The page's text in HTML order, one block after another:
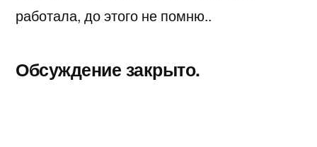
работала, до этого не помню..
Обсуждение закрыто.